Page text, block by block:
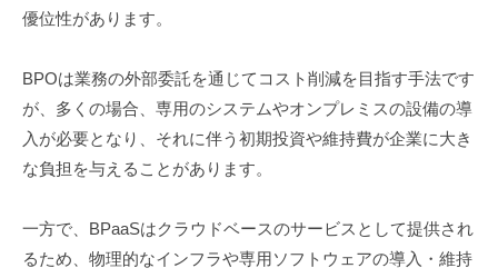
優位性があります。
BPOは業務の外部委託を通じてコスト削減を目指す手法です
が、多くの場合、専用のシステムやオンプレミスの設備の導
入が必要となり、それに伴う初期投資や維持費が企業に大き
な負担を与えることがあります。
一方で、BPaaSはクラウドベースのサービスとして提供され
るため、物理的なインフラや専用ソフトウェアの導入・維持